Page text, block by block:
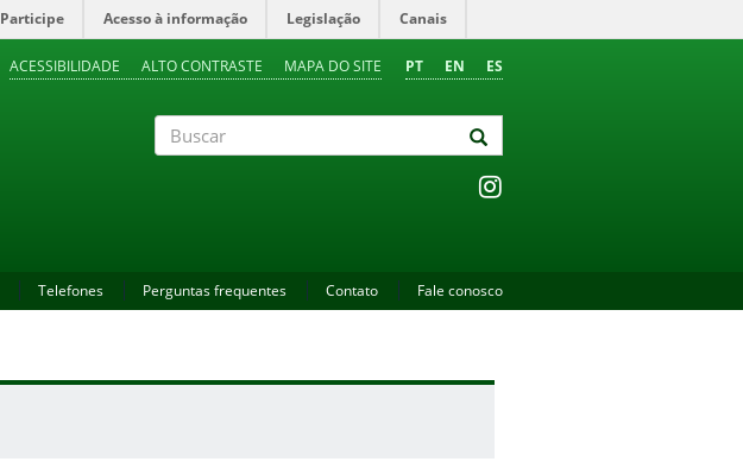
Participe Acesso à informação Legislação Canais
PT EN ES
ACESSIBILIDADE ALTO CONTRASTE MAPA DO SITE
Telefones Perguntas frequentes Contato Fale conosco